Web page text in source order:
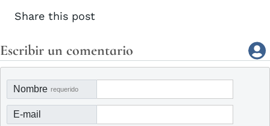
Share this post
Escribir un comentario
Nombre requerido
E-mail